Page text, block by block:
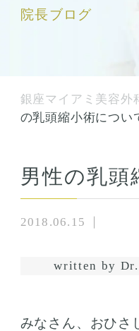
院長ブログ
銀座マイアミ美容外
の乳頭縮小術につい
男性の乳頭
2018.06.15
written by Dr.
みなさん、おひさ